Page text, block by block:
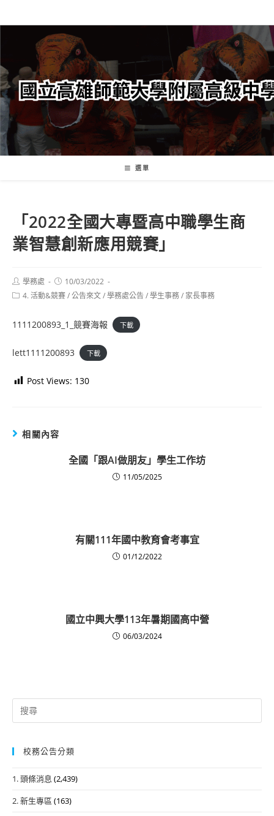
轉
要
內
容
選單
「2022全國大專暨高中職學生商
業智慧創新應用競賽」
Post
author:
學務處
Post
published:
10/03/2022
Post4. 活動&競賽/公告來文/學務處公告/學生事務/ 家長事務
1111200893_1_競賽海報 下載
lett1111200893 下載
Post Views: 130
相關內容
全國「跟AI做朋友」學生工作坊
11/05/2025
有關111年國中教育會考事宜
01/12/2022
國立中興大學113年暑期國高中營
06/03/2024
Search
for:
校務公告分類
1. 頭條消息 (2,439)
2. 新生專區 (163)